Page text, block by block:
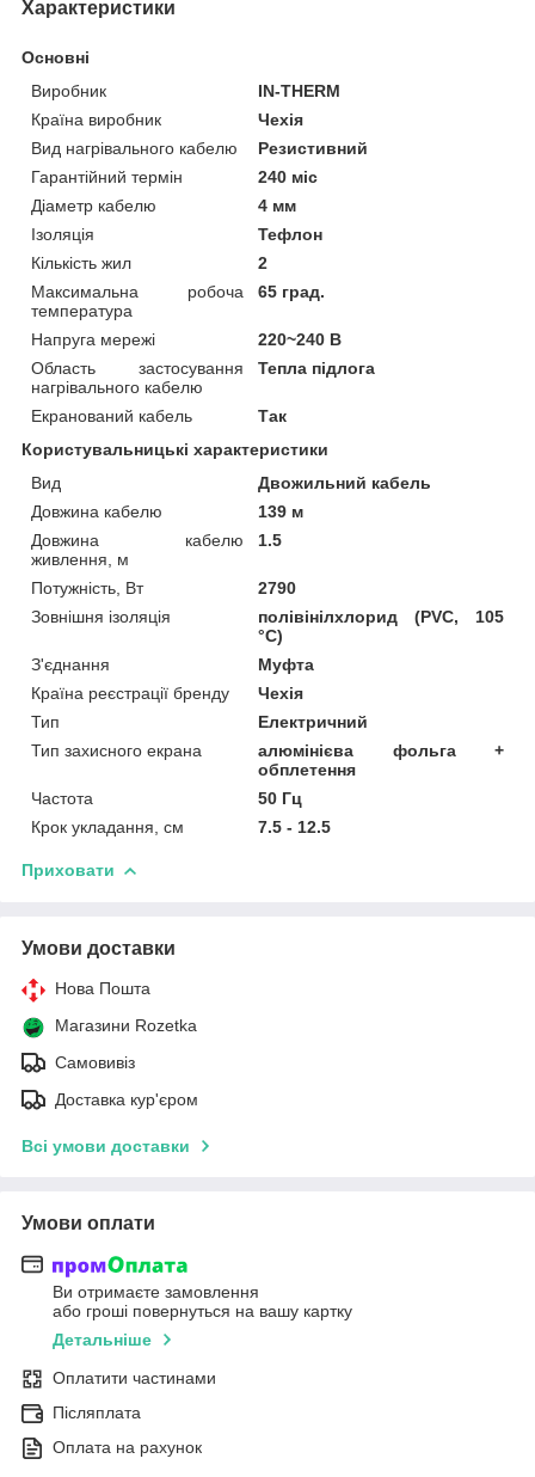
Характеристики
Основні
Виробник
IN-THERM
Країна виробник
Чехія
Вид нагрівального кабелю
Резистивний
Гарантійний термін
240 міс
Діаметр кабелю
4 мм
Ізоляція
Тефлон
Кількість жил
2
Максимальна робоча
температура
65 град.
Напруга мережі
220~240 В
Область застосування
нагрівального кабелю
Тепла підлога
Екранований кабель
Так
Користувальницькі характеристики
Вид
Двожильний кабель
Довжина кабелю
139 м
Довжина кабелю
живлення, м
1.5
Потужність, Вт
2790
Зовнішня ізоляція
полівінілхлорид (PVC, 105
°C)
З'єднання
Муфта
Країна реєстрації бренду
Чехія
Тип
Електричний
Тип захисного екрана
алюмінієва фольга +
обплетення
Частота
50 Гц
Крок укладання, см
7.5 - 12.5
Приховати
Умови доставки
Нова Пошта
Магазини Rozetka
Самовивіз
Доставка кур'єром
Всі умови доставки
Умови оплати
Ви отримаєте замовлення
або гроші повернуться на вашу картку
Детальніше
Оплатити частинами
Післяплата
Оплата на рахунок